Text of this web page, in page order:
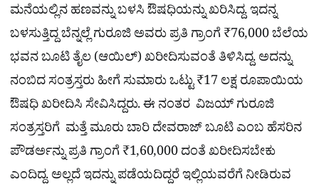
ಮನೆಯಲ್ಲಿನ ಹಣವನ್ನು ಬಳಸಿ ಔಷಧಿಯನ್ನು ಖರಿಸಿದ್ದ. ಇದನ್ನ
ಬಳಸುತ್ತಿದ್ದ ಬೆನ್ನಲ್ಲೆಗುರೂಜಿ ಅವರು ಪ್ರತಿ ಗ್ರಾಂಗೆ ₹76,000 ಬೆಲೆಯ
ಭವನ ಬೂಟಿ ತೈಲ (ಆಯಿಲ್) ಖರೀದಿಸುವಂತೆ ತಿಳಿಸಿದ್ದ. ಅದನ್ನು
ನಂಬಿದ ಸಂತ್ರಸ್ತರು ಹೀಗೆ ಸುಮಾರು ಒಟ್ಟು ₹17 ಲಕ್ಷ ರೂಪಾಯಿಯ
ಔಷಧಿ ಖರೀದಿಸಿ ಸೇವಿಸಿದ್ದರು. ಈ ನಂತರ ವಿಜಯ್ ಗುರೂಜಿ
ಸಂತ್ರಸ್ತರಿಗೆ ಮತ್ತೆ ಮೂರು ಬಾರಿ ದೇವರಾಜ್ ಬೂಟಿ ಎಂಬ ಹೆಸರಿನ
ಪೌಡರ್ಅನ್ನು ಪ್ರತಿ ಗ್ರಾಂಗೆ ₹1,60,000 ದಂತೆ ಖರೀದಿಸಬೇಕು
ಎಂದಿದ್ದ. ಅಲ್ಲದೆ ಇದನ್ನು ಪಡೆಯದಿದ್ದರೆ ಇಲ್ಲಿಯವರೆಗೆ ನೀಡಿರುವ